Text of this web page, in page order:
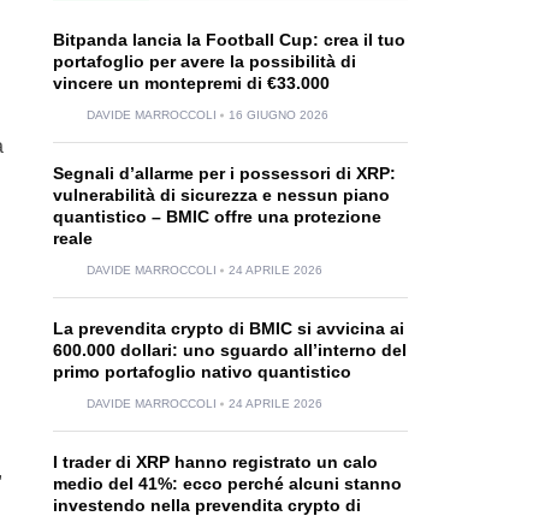
Bitpanda lancia la Football Cup: crea il tuo
portafoglio per avere la possibilità di
vincere un montepremi di €33.000
DAVIDE MARROCCOLI 16 GIUGNO 2026
Segnali d’allarme per i possessori di XRP:
vulnerabilità di sicurezza e nessun piano
quantistico – BMIC offre una protezione
reale
DAVIDE MARROCCOLI 24 APRILE 2026
La prevendita crypto di BMIC si avvicina ai
600.000 dollari: uno sguardo all’interno del
primo portafoglio nativo quantistico
DAVIDE MARROCCOLI 24 APRILE 2026
I trader di XRP hanno registrato un calo
medio del 41%: ecco perché alcuni stanno
investendo nella prevendita crypto di